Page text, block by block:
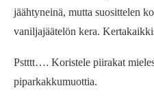
jäähtyneinä, mutta suosittelen
vaniljajäätelön kera.
Pstttt…. Koristele piirakat
piparkakkumuottia.